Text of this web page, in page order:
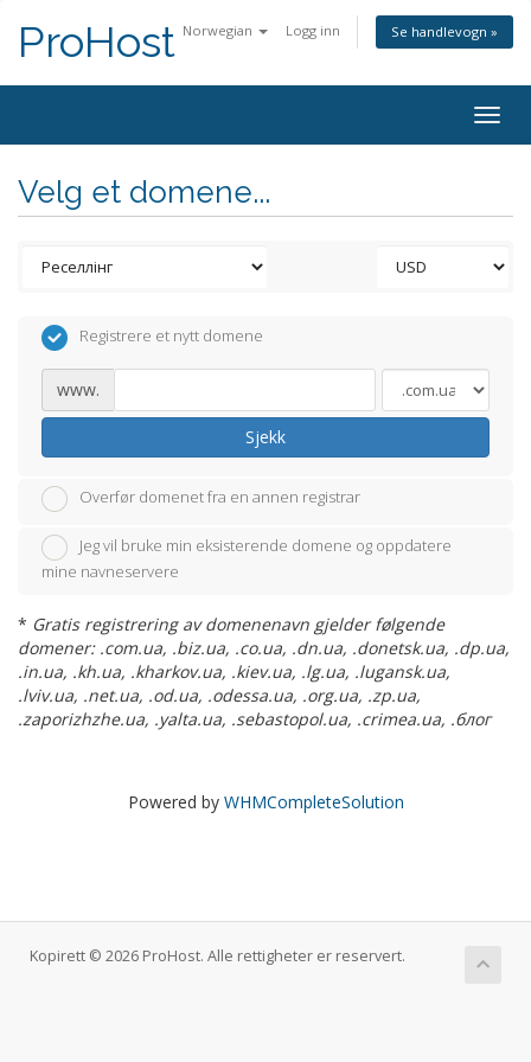
Norwegian Logg inn Se handlevogn »
ProHost
Velg et domene...
Registrere et nytt domene
www.
Sjekk
Overfør domenet fra en annen registrar
Jeg vil bruke min eksisterende domene og oppdatere
mine navneservere
* Gratis registrering av domenenavn gjelder følgende
domener: .com.ua, .biz.ua, .co.ua, .dn.ua, .donetsk.ua, .dp.ua,
.in.ua, .kh.ua, .kharkov.ua, .kiev.ua, .lg.ua, .lugansk.ua,
.lviv.ua, .net.ua, .od.ua, .odessa.ua, .org.ua, .zp.ua,
.zaporizhzhe.ua, .yalta.ua, .sebastopol.ua, .crimea.ua, .блог
Powered by WHMCompleteSolution
Kopirett © 2026 ProHost. Alle rettigheter er reservert.